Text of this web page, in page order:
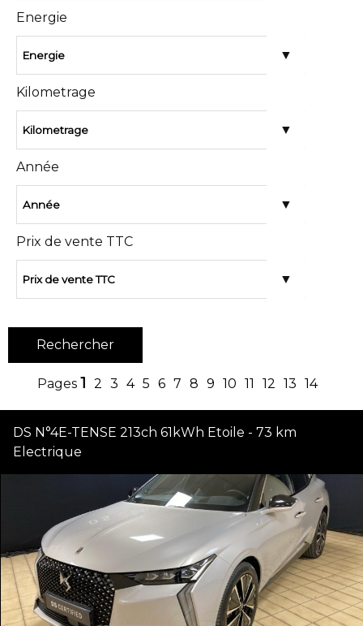
Energie
Kilometrage
Année
Prix de vente TTC
1 2 3 4 5 6 7 8 9 10 11 12 13 14
DS N°4E-TENSE 213ch 61kWh Etoile - 73 km
Electrique